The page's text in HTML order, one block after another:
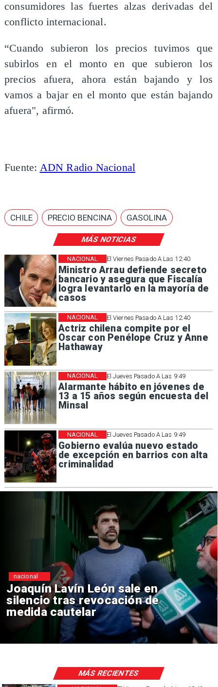
MÁS NOTICIAS
El Viernes Pasado A Las 12:40
Ministro Arrau defiende secreto
bancario y asegura que Fiscalía
logra levantarlo en la mayoría de
casos
NACIONAL
El Viernes Pasado A Las 12:40
Actriz chilena compite por el
Oscar con Penélope Cruz y Anne
Hathaway
NACIONAL
El Jueves Pasado A Las 9:49
Alarmante hábito en jóvenes de
13 a 15 años según encuesta del
Minsal
NACIONAL
El Jueves Pasado A Las 9:49
Gobierno evalúa nuevo estado
de excepción en barrios con alta
criminalidad
NACIONAL
consumidores las fuertes alzas derivadas del
conflicto internacional.
“Cuando subieron los precios tuvimos que
subirlos en el monto en que subieron los
precios afuera, ahora están bajando y los
vamos a bajar en el monto que están bajando
afuera", afirmó.
Fuente: ADN Radio Nacional
CHILE PRECIO BENCINA GASOLINA
Chile y Venezuela formalizan
reinicio de relaciones
consulares
nacional
MÁS RECIENTES